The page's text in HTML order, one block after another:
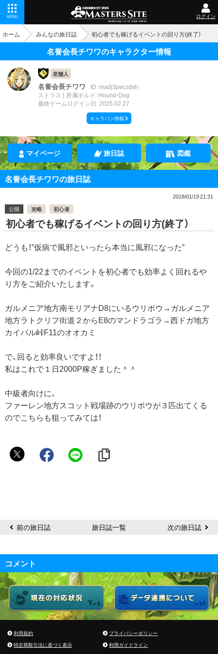
MENU ログイン
ホーム みんなの旅日誌 初心者でも稼げるイベントの回り方(終了）
名誉会長チワワのキャラクター情報
老舗人
名誉会長チワワ
ID: madj3peczdxh
ストラス
所属ギルド: Hound-Dog
最終ゲームログイン日: 2025.02.27
キャラバン情報
マイページ 旅日誌 図鑑
名誉会長チワワの旅日誌
2018/01/19 21:31
公開
攻略 初心者
初心者でも稼げるイベントの回り方(終了）
どうも！”仮病で風邪といったら本当に風邪になった”
今回の1/22までのイベントを初心者でも効率よく回れるや
り方をご紹介いたします。
ガルメニア地方南モリアナD8にいるウリボウ→ガルメニア
地方ラトクリフ街道２からE8のマンドラゴラ→西ドガ地方
カイバル峠F11のオオカミ
で、回ると効率良いですよ！！
私はこれで１日2000P稼ぎました＾＾
中級者向けに、
ファーレン地方スコット戦場跡のウリボウが３匹出てくる
のでこちらも狙ってみては！
名
ワ 前の旅日誌 旅日誌一覧 次の旅日誌
コメント
利用規約
プライバシーポリシー
特定商取引法に基づく表示
利用ガイドライン